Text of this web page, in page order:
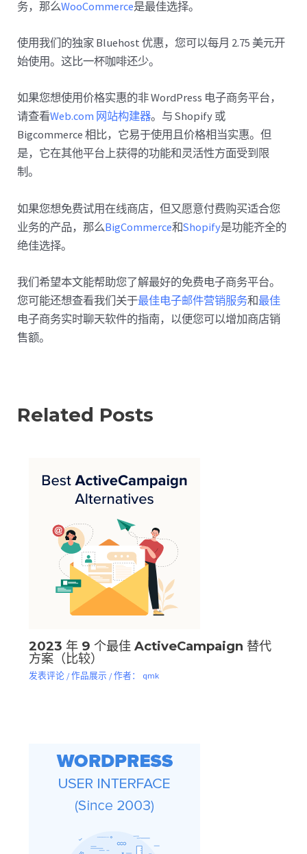
务，那么WooCommerce是最佳选择。
使用我们的独家 Bluehost 优惠，您可以每月 2.75 美元开
始使用。这比一杯咖啡还少。
如果您想使用价格实惠的非 WordPress 电子商务平台，
请查看Web.com 网站构建器。与 Shopify 或
Bigcommerce 相比，它易于使用且价格相当实惠。但
是，它在其他平台上获得的功能和灵活性方面受到限
制。
如果您想免费试用在线商店，但又愿意付费购买适合您
业务的产品，那么BigCommerce和Shopify是功能齐全的
绝佳选择。
我们希望本文能帮助您了解最好的免费电子商务平台。
您可能还想查看我们关于最佳电子邮件营销服务和最佳
电子商务实时聊天软件的指南，以便您可以增加商店销
售额。
Related Posts
2023 年 9 个最佳 ActiveCampaign 替代
方案（比较）
发表评论 /作品展示 / 作者： qmk